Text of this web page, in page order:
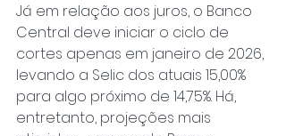
Já em relação aos juros, o Banco
Central deve iniciar o ciclo de
cortes apenas em janeiro de 2026,
levando a Selic dos atuais 15,00%
para algo próximo de 14,75%. Há,
entretanto, projeções mais